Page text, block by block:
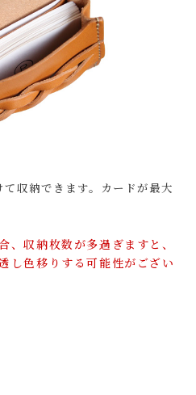
収納できます。カードが最大
収納枚数が多過ぎますと、
し色移りする可能性がござい